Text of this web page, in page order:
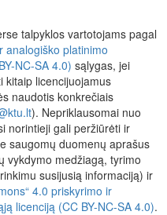
talpyklos vartotojams pagal
analogiško platinimo
NC-SA 4.0) sąlygas, jei
kitaip licencijuojamus
naudotis konkrečiais
). Nepriklausomai nuo
norintieji gali peržiūrėti ir
saugomų duomenų aprašus
vykdymo medžiagą, tyrimo
susijusią informaciją) ir
4.0 priskyrimo ir
licenciją (CC BY-NC-SA 4.0).